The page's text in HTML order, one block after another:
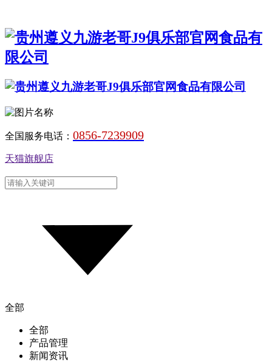
全国服务电话： 0856-7239909
天猫旗舰店
全部
全部
产品管理
新闻资讯